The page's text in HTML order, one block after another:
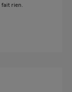
rien.